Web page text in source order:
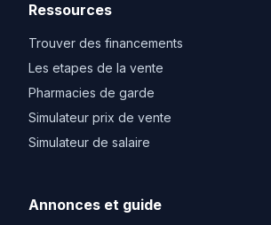
Ressources
Trouver des financements
Les etapes de la vente
Pharmacies de garde
Simulateur prix de vente
Simulateur de salaire
Annonces et guide